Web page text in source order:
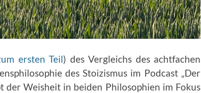
ersten Teil) des Vergleichs des achtfachen
des Stoizismus im Podcast „Der
der Weisheit in beiden Philosophien im Fokus